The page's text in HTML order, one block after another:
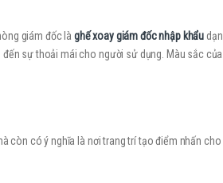
giám đốc là ghế xoay giám đốc nhập khẩu
sự thoải mái cho người sử dụng. Màu sắc
còn có ý nghĩa là nơi trang trí tạo điểm nhấn